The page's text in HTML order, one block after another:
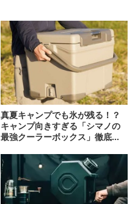
真夏キャンプでも氷が残る！？
キャンプ向きすぎる「シマノの
最強クーラーボックス」徹底解